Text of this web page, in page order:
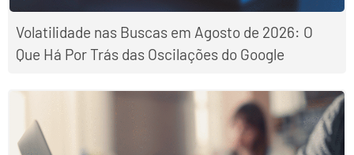
Volatilidade nas Buscas em Agosto de 2026: O
Que Há Por Trás das Oscilações do Google